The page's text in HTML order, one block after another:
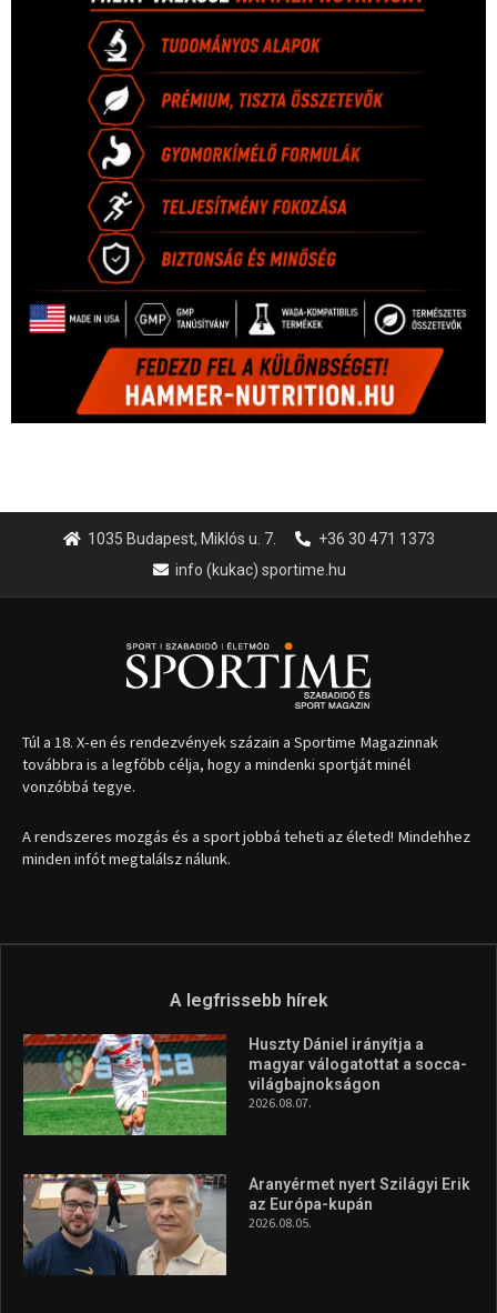
1035 Budapest, Miklós u. 7.
+36 30 471 1373
info (kukac) sportime.hu
Túl a 18. X-en és rendezvények százain a Sportime Magazinnak
továbbra is a legfőbb célja, hogy a mindenki sportját minél
vonzóbbá tegye.
A rendszeres mozgás és a sport jobbá teheti az életed! Mindehhez
minden infót megtalálsz nálunk.
A legfrissebb hírek
Huszty Dániel irányítja a
magyar válogatottat a socca-
világbajnokságon
2026.08.07.
Aranyérmet nyert Szilágyi Erik
az Európa-kupán
2026.08.05.